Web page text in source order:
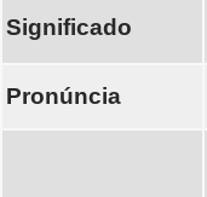
Significado
Pronúncia